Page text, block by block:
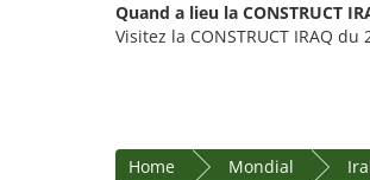
Quand a lieu la CONSTRUCT
Visitez la CONSTRUCT IRAQ
Home Mondial